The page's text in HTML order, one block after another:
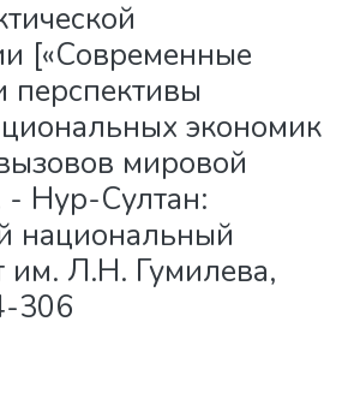
[«Современные
перспективы
экономик
мировой
- Нур-Султан:
национальный
им. Л.Н. Гумилева,
306